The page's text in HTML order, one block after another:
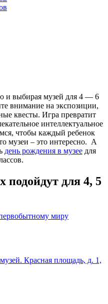
и выбирая музей для 4 — 6
внимание на экспозиции,
квесты. Игра превратит
интеллектуальное
чтобы каждый ребенок
музеи – это интересно. А
день рождения в музеедля
подойдут для 4, 5
миру
Красная площадь, д. 1,